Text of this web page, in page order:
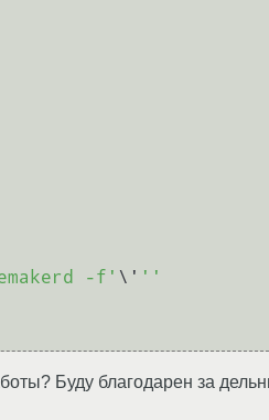
-f' \' ''
Буду благодарен за